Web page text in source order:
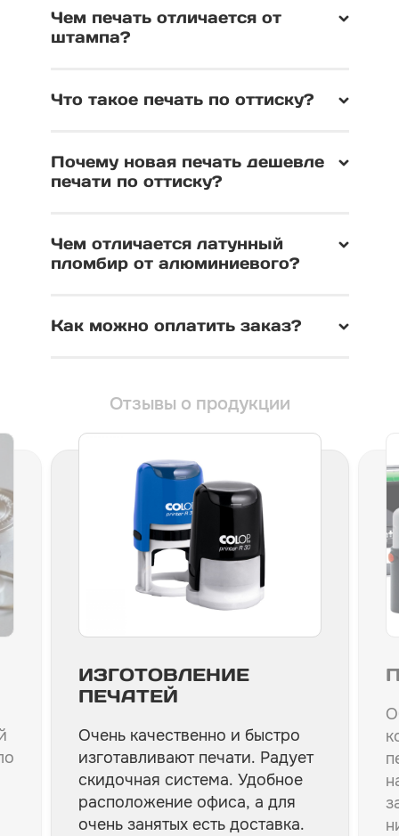
Чем печать отличается от
штампа?
Что такое печать по оттиску?
Почему новая печать дешевле
печати по оттиску?
Чем отличается латунный
пломбир от алюминиевого?
Как можно оплатить заказ?
Отзывы о продукции
ИЗГОТОВЛЕНИЕ
ПЕЧАТЕЙ
Очень качественно и быстро
изготавливают печати. Радует
скидочная система. Удобное
расположение офиса, а для
очень занятых есть доставка.